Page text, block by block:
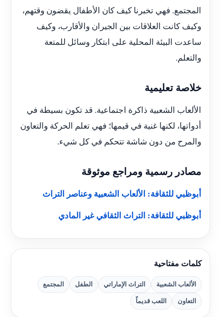
المجتمع. فهي تخبرنا كيف كان الأطفال يقضون وقتهم،
وكيف كانت العلاقات بين الجيران والأقارب، وكيف
ساعدت البيئة المحلية على ابتكار وسائل للمتعة
والتعلم.
خلاصة تعليمية
الألعاب الشعبية ذاكرة اجتماعية. قد تكون بسيطة في
أدواتها، لكنها غنية في قيمها؛ فهي تعلم الحركة والتعاون
والمرح من دون شاشة تتحكم في كل شيء.
مصادر رسمية ومراجع موثوقة
أبوظبي للثقافة: الألعاب الشعبية وعناصر التراث
أبوظبي للثقافة: التراث الثقافي غير المادي
كلمات مفتاحية
الألعاب الشعبية التراث الإماراتي الطفل المجتمع
التعاون اللعب قديماً